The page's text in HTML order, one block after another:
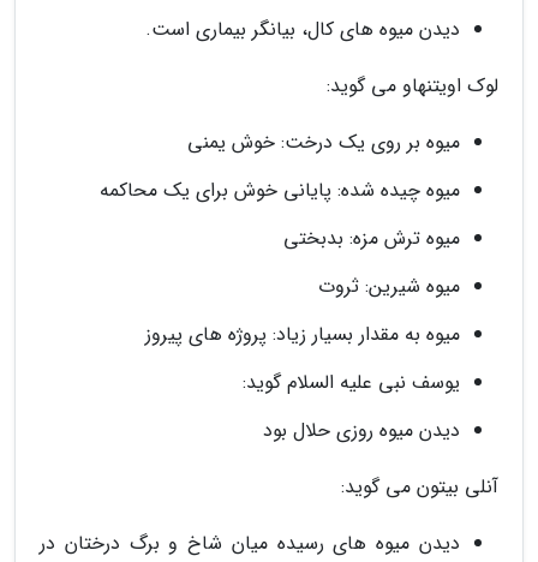
دیدن میوه هاى کال، بیانگر بیمارى است.
لوک اویتنهاو می گوید:
میوه بر روی یک درخت: خوش یمنی
میوه چیده شده: پایانی خوش برای یک محاکمه
میوه ترش مزه: بدبختی
میوه شیرین: ثروت
میوه به مقدار بسیار زیاد: پروژه های پیروز
یوسف نبی علیه السلام گوید:
دیدن میوه روزی حلال بود
آنلی بیتون می گوید:
دیدن میوه های رسیده میان شاخ و برگ درختان در